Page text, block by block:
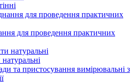
для проведення практичних